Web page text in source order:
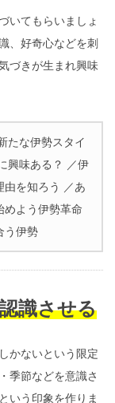
いてもらいましょ
、好奇心などを刺
づきが生まれ興味
たな伊勢スタイ
興味ある？ ／伊
由を知ろう ／あ
めよう伊勢革命
う伊勢
識させる
かないという限定
季節などを意識さ
いう印象を作りま